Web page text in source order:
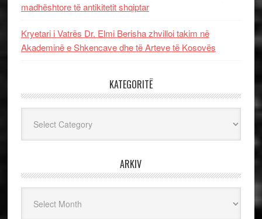
madhështore të antikitetit shqiptar
Kryetari i Vatrës Dr. Elmi Berisha zhvilloi takim në
Akademinë e Shkencave dhe të Arteve të Kosovës
KATEGORITË
ARKIV